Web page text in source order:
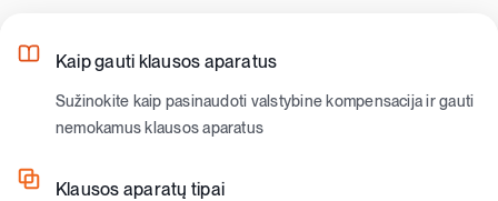
Kaip gauti klausos aparatus
Sužinokite kaip pasinaudoti valstybine kompensacija ir gauti
nemokamus klausos aparatus
Klausos aparatų tipai